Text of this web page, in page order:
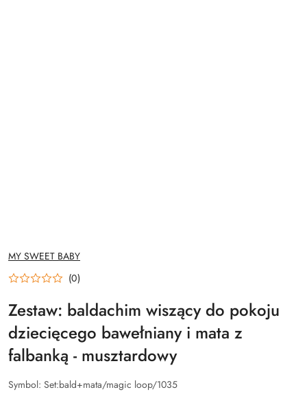
NAZWA
PRODUCENTA:
MY SWEET BABY
(0)
Zestaw: baldachim wiszący do pokoju
dziecięcego bawełniany i mata z
falbanką - musztardowy
Symbol: Set:bald+mata/magic loop/1035